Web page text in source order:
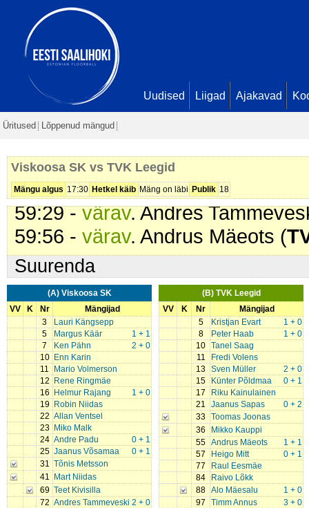
Uudised Liigad Ajakavad
Üritused Lõppenud mängud
Viskoosa SK vs TVK Leegid
Mängu algus 17:30 Hetkel käib Mäng on läbi Publik 18
min
44:40 -karistus (201 - Kepilöök)
44:40 -omavärav
51:01 - värav . Ken Pähn (
8
59:13 -karistus (207 -
min
59:29 -värav. Andres
59:56 - värav. Andrus Mäeots (
Suurenda
(A) Viskoosa SK
VV
K Nr
Mängijad
3
Lauri Kängsepp
5
1 + 1
Margus Käär
7
2 + 0
Ken Pähn
10
Enn Karin
11
Mario Volmerson
12
Rene Ringmäe
16
1 + 0
Helmur Rajang
19
Robin Niidas
22 Allan Ventsel
23
Miko Malk
24
0 + 1
Andre Padu
25
0 + 1
Jaanus Võsamaa
31 Tõnis Metsson
41
Mart Niidas
69 Teet Kivisilla
72
2 + 0
Andres Tammeveski
(B) TVK Leegid
VV
K Nr
Mängijad
5
1 + 0
Kristjan Evart
8
1 + 0
Peter Haab
10 Tanel Saag
11
Fredi Volens
13
2 + 0
Sven Müller
15
0 + 1
Künter Põldmaa
17
Riku Kainulainen
21
0 + 2
Jaanus Sapas
33 Toomas Joonas
36
Mikko Kauppi
55
1 + 1
Andrus Mäeots
57
0 + 1
Heigo Mitt
77
Raul Eesmäe
84
Raivo Lõkk
88
1 + 0
Alo Mäesalu
97
3 + 0
Timm Annus